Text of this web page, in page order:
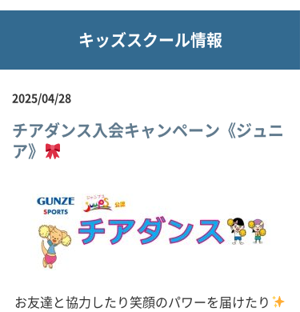
キッズスクール情報
2025/04/28
チアダンス入会キャンペーン《ジュニ
ア》
お友達と協力したり笑顔のパワーを届けたり